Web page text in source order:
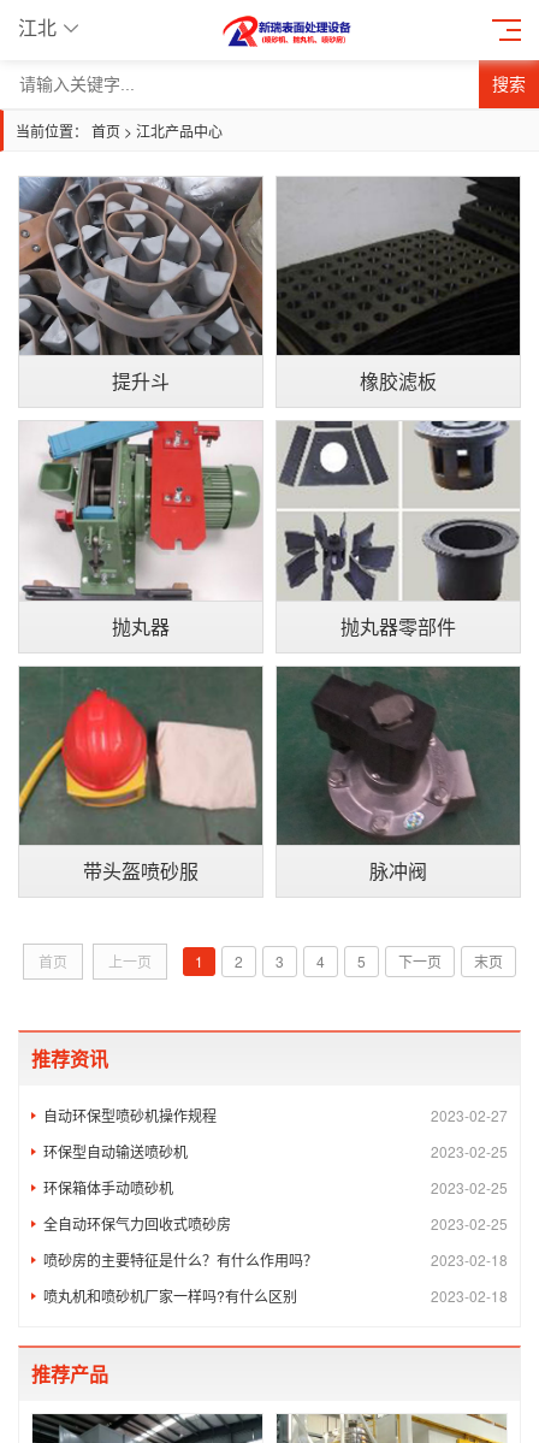
江北
搜索
当前位置： 首页 > 江北产品中心
提升斗 橡胶滤板
抛丸器 抛丸器零部件
带头盔喷砂服 脉冲阀
首页 上一页 1 2 3 4 5 下一页 末页
推荐资讯
2023-02-27
自动环保型喷砂机操作规程
2023-02-25
环保型自动输送喷砂机
2023-02-25
环保箱体手动喷砂机
2023-02-25
全自动环保气力回收式喷砂房
2023-02-18
喷砂房的主要特征是什么？有什么作用吗？
2023-02-18
喷丸机和喷砂机厂家一样吗?有什么区别
推荐产品